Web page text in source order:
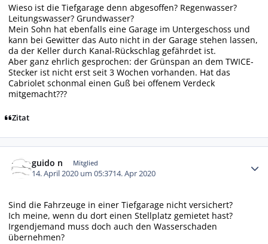
Wieso ist die Tiefgarage denn abgesoffen? Regenwasser?
Leitungswasser? Grundwasser?
Mein Sohn hat ebenfalls eine Garage im Untergeschoss und
kann bei Gewitter das Auto nicht in der Garage stehen lassen,
da der Keller durch Kanal-Rückschlag gefährdet ist.
Aber ganz ehrlich gesprochen: der Grünspan an dem TWICE-
Stecker ist nicht erst seit 3 Wochen vorhanden. Hat das
Cabriolet schonmal einen Guß bei offenem Verdeck
mitgemacht???
Zitat
guido n Mitglied
14. April 2020 um 05:3714. Apr 2020
Sind die Fahrzeuge in einer Tiefgarage nicht versichert?
Ich meine, wenn du dort einen Stellplatz gemietet hast?
Irgendjemand muss doch auch den Wasserschaden
übernehmen?